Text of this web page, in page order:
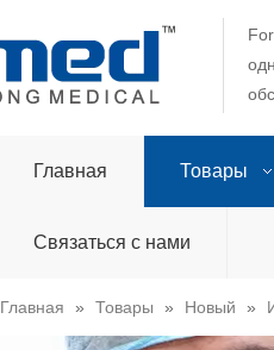
Главная Товары
Связаться с нами
Главная » Товары » Новый »